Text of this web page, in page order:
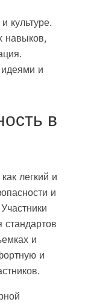
культуре.
навыков,
и
в
легкий и
и
и
и